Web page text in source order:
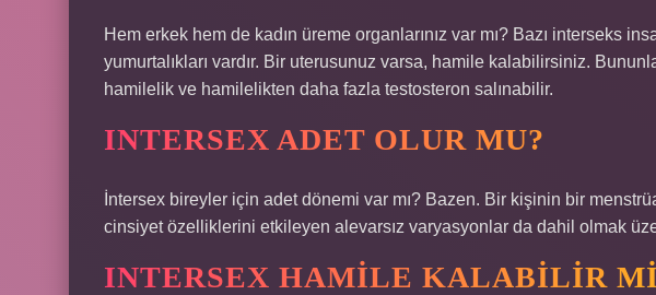
Hem erkek hem de kadın üreme organlarınız var mı? Bazı interseks
yumurtalıkları vardır. Bir uterusunuz varsa, hamile kalabilirsiniz.
hamilelik ve hamilelikten daha fazla testosteron salınabilir.
INTERSEX ADET OLUR MU?
İntersex bireyler için adet dönemi var mı? Bazen. Bir kişinin bir
cinsiyet özelliklerini etkileyen alevarsız varyasyonlar da dahil olmak
INTERSEX HAMILE KALABILIR